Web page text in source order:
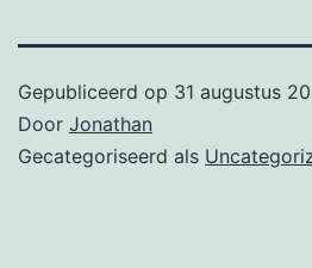
Gepubliceerd op 31 augustus
Door Jonathan
Gecategoriseerd als